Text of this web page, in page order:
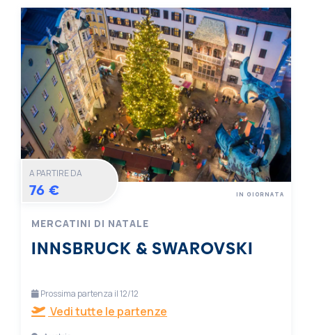
A PARTIRE DA
76 €
MERCATINI DI NATALE
INNSBRUCK & SWAROVSKI
IN GIORNATA
Prossima partenza il 12/12
Vedi tutte le partenze